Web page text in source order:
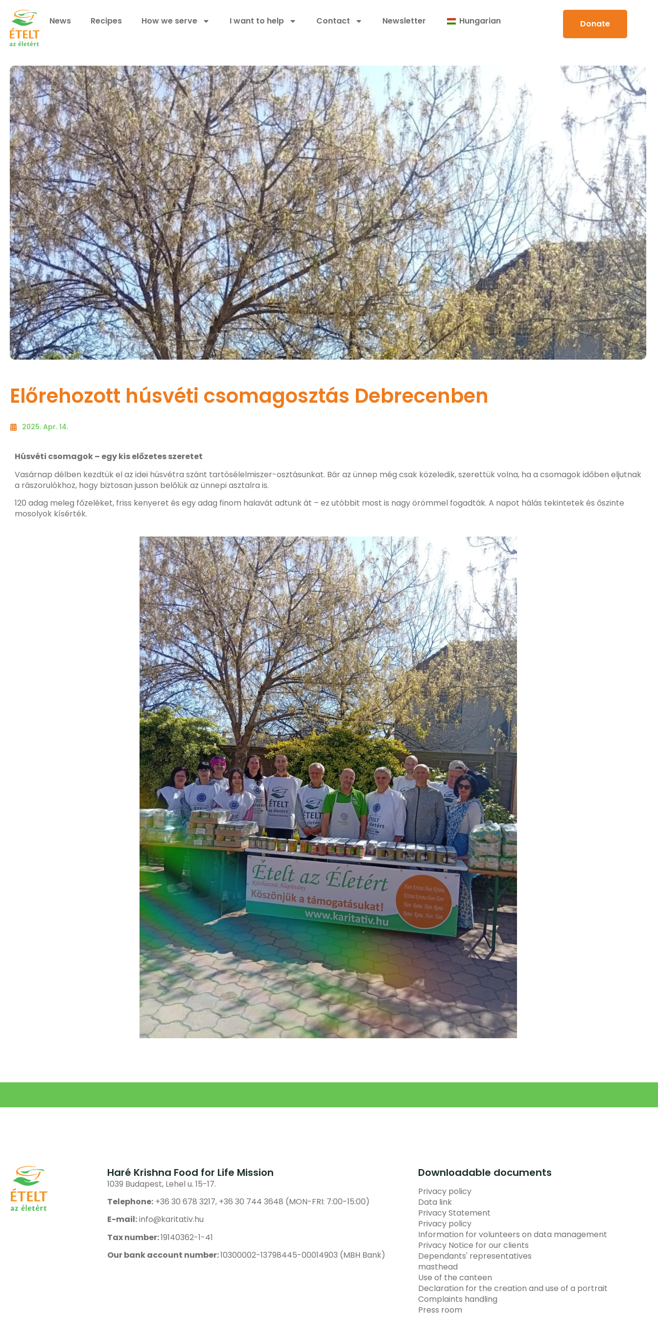
News Recipes How we serve I want to help Contact Newsletter Hungarian Donate
Előrehozott húsvéti csomagosztás Debrecenben
2025. Apr. 14.
Húsvéti csomagok – egy kis előzetes szeretet
Vasárnap délben kezdtük el az idei húsvétra szánt tartósélelmiszer-osztásunkat. Bár az ünnep még csak közeledik, szerettük volna, ha a csomagok időben eljutnak
a rászorulókhoz, hogy biztosan jusson belőlük az ünnepi asztalra is.
120 adag meleg főzeléket, friss kenyeret és egy adag finom halavát adtunk át – ez utóbbit most is nagy örömmel fogadták. A napot hálás tekintetek és őszinte
mosolyok kísérték.
Haré Krishna Food for Life Mission
1039 Budapest, Lehel u. 15-17.
Telephone:+36 30 678 3217, +36 30 744 3648 (MON-FRI: 7:00-15:00)
E-mail:info@karitativ.hu
Tax number:19140362-1-41
Our bank account number:10300002-13798445-00014903 (MBH Bank)
Downloadable documents
Privacy policy
Data link
Privacy Statement
Privacy policy
Information for volunteers on data management
Privacy Notice for our clients
Dependants' representatives
masthead
Use of the canteen
Declaration for the creation and use of a portrait
Complaints handling
Press room